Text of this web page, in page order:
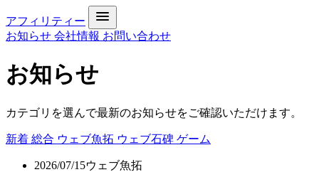
アフィリティー
お知らせ 会社情報 お問い合わせ
お知らせ
カテゴリを選んで最新のお知らせをご確認いただけます。
新着 総合 ウェブ魚拓 ウェブ石碑 ゲーム
2026/07/15ウェブ魚拓